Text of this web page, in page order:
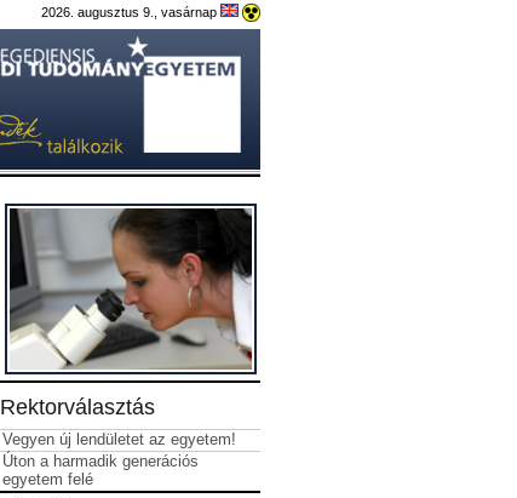
2026. augusztus 9., vasárnap
Rektorválasztás
Vegyen új lendületet az egyetem!
Úton a harmadik generációs
egyetem felé